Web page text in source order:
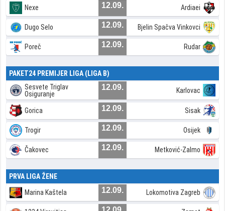
Nexe 12.09. Ardiaei
Dugo Selo 12.09. Bjelin Spačva Vinkovci
Poreč 12.09. Rudar
PAKET24 PREMIJER LIGA (LIGA B)
Sesvete Triglav
Osiguranje
12.09. Karlovac
Gorica 12.09. Sisak
Trogir 12.09. Osijek
Čakovec 12.09. Metković-Zalmo
PRVA LIGA ŽENE
Marina Kaštela 12.09. Lokomotiva Zagreb